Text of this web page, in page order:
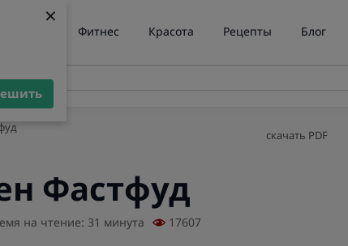
×
×
веса Фитнес Красота Рецепты Блог
скачать PDF
Фастфуд
на чтение: 31 минута 17607